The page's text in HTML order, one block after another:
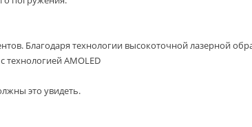
Благодаря технологии высокоточной лазерной
технологией AMOLED
это увидеть.